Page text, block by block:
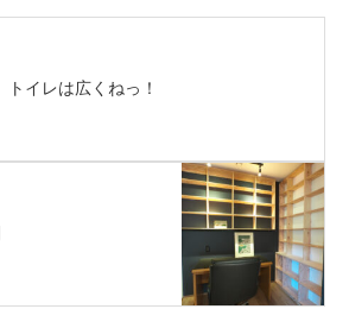
トイレは広くねっ！